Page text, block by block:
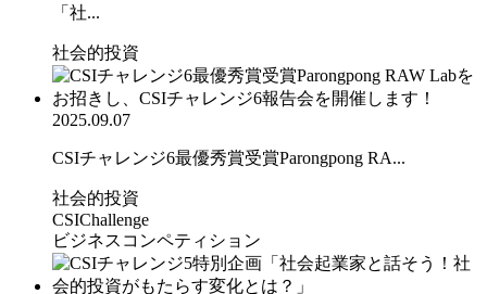
「社...
社会的投資
2025.09.07
CSIチャレンジ6最優秀賞受賞Parongpong RA...
社会的投資
CSIChallenge
ビジネスコンペティション